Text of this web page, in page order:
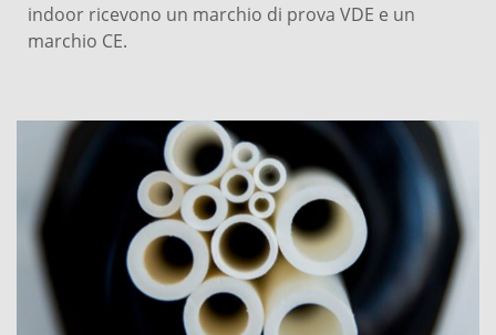
indoor ricevono un marchio di prova VDE e un
marchio CE.